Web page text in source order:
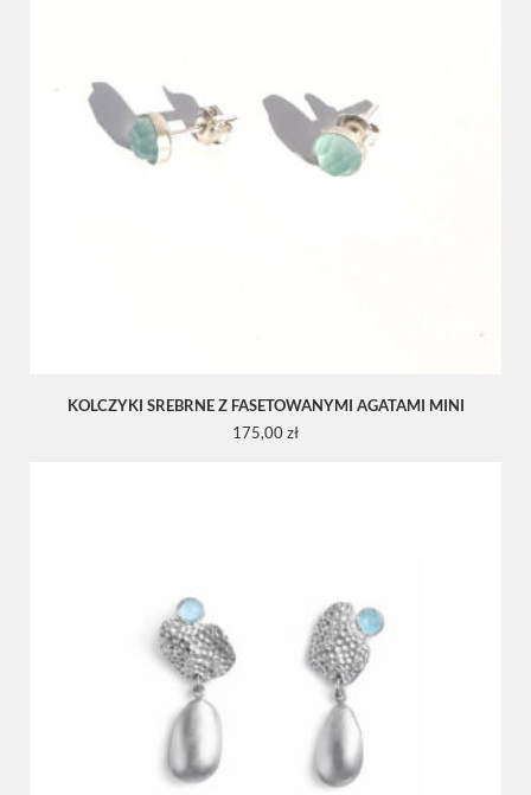
KOLCZYKI SREBRNE Z FASETOWANYMI AGATAMI MINI
175,00 zł